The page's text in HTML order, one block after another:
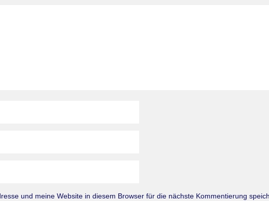
und meine Website in diesem Browser für die nächste Kommentierung